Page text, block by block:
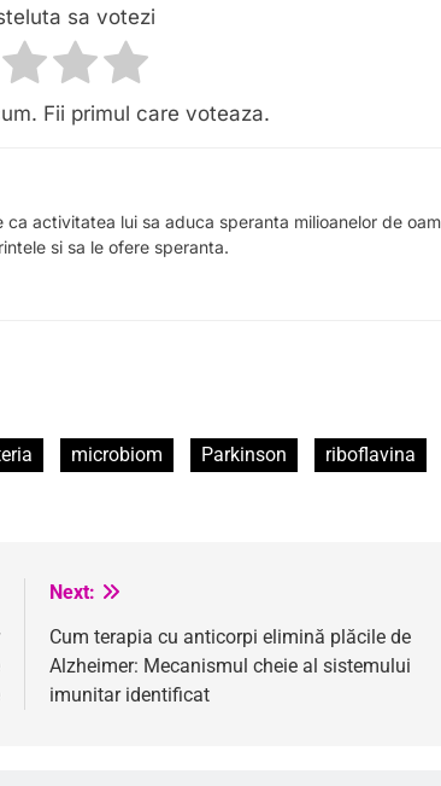
sa votezi
Fii primul care voteaza.
ca activitatea lui sa aduca speranta milioanelor de
si sa le ofere speranta.
microbiom Parkinson
riboflavina
Next:
Cum terapia cu anticorpi elimină plăcile de
Alzheimer: Mecanismul cheie al sistemului
imunitar identificat